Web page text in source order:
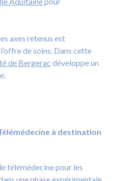
axes retenus est
de soins. Dans cette
de Bergerac développe un
à destination
télémédecine pour les